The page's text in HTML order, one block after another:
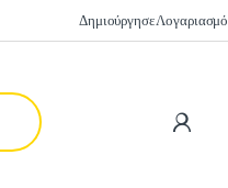
Δημιούργησε Λογαριασμό